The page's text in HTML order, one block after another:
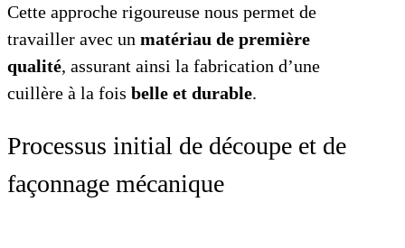
Cette approche rigoureuse nous permet de
travailler avec un matériau de première
qualité, assurant ainsi la fabrication d’une
cuillère à la fois belle et durable.
Processus initial de découpe et de
façonnage mécanique